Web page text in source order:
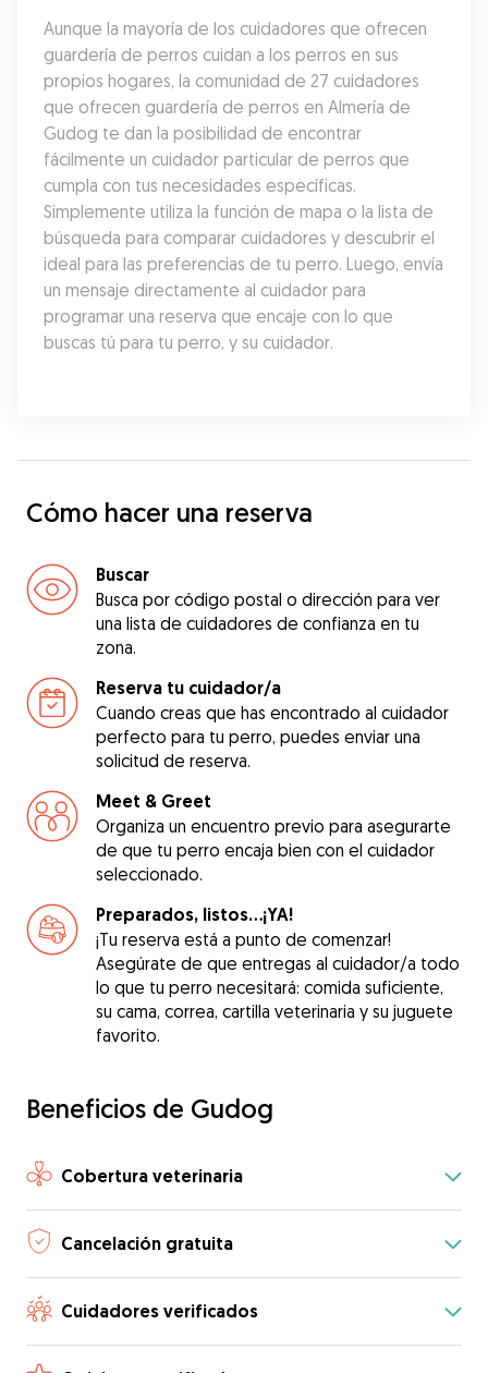
Aunque la mayoría de los cuidadores que ofrecen
guardería de perros cuidan a los perros en sus
propios hogares, la comunidad de 27 cuidadores
que ofrecen guardería de perros en Almería de
Gudog te dan la posibilidad de encontrar
fácilmente un cuidador particular de perros que
cumpla con tus necesidades específicas.
Simplemente utiliza la función de mapa o la lista de
búsqueda para comparar cuidadores y descubrir el
ideal para las preferencias de tu perro. Luego, envía
un mensaje directamente al cuidador para
programar una reserva que encaje con lo que
buscas tú para tu perro, y su cuidador.
Cómo hacer una reserva
Buscar
Busca por código postal o dirección para ver
una lista de cuidadores de confianza en tu
zona.
Reserva tu cuidador/a
Cuando creas que has encontrado al cuidador
perfecto para tu perro, puedes enviar una
solicitud de reserva.
Meet & Greet
Organiza un encuentro previo para asegurarte
de que tu perro encaja bien con el cuidador
seleccionado.
Preparados, listos...¡YA!
¡Tu reserva está a punto de comenzar!
Asegúrate de que entregas al cuidador/a todo
lo que tu perro necesitará: comida suficiente,
su cama, correa, cartilla veterinaria y su juguete
favorito.
Beneficios de Gudog
Cobertura veterinaria
Cancelación gratuita
Cuidadores verificados